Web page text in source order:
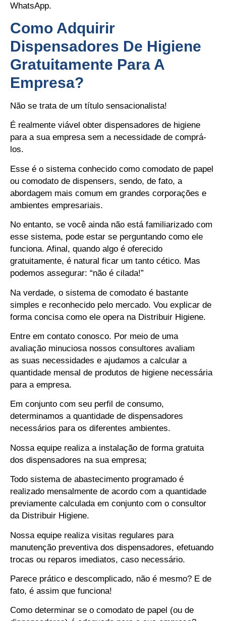
WhatsApp.
Como Adquirir
Dispensadores De Higiene
Gratuitamente Para A
Empresa?
Não se trata de um título sensacionalista!
É realmente viável obter dispensadores de higiene
para a sua empresa sem a necessidade de comprá-
los.
Esse é o sistema conhecido como comodato de papel
ou comodato de dispensers, sendo, de fato, a
abordagem mais comum em grandes corporações e
ambientes empresariais.
No entanto, se você ainda não está familiarizado com
esse sistema, pode estar se perguntando como ele
funciona. Afinal, quando algo é oferecido
gratuitamente, é natural ficar um tanto cético. Mas
podemos assegurar: “não é cilada!”
Na verdade, o sistema de comodato é bastante
simples e reconhecido pelo mercado. Vou explicar de
forma concisa como ele opera na Distribuir Higiene.
Entre em contato conosco. Por meio de uma
avaliação minuciosa nossos consultores avaliam
as suas necessidades e ajudamos a calcular a
quantidade mensal de produtos de higiene necessária
para a empresa.
Em conjunto com seu perfil de consumo,
determinamos a quantidade de dispensadores
necessários para os diferentes ambientes.
Nossa equipe realiza a instalação de forma gratuita
dos dispensadores na sua empresa;
Todo sistema de abastecimento programado é
realizado mensalmente de acordo com a quantidade
previamente calculada em conjunto com o consultor
da Distribuir Higiene.
Nossa equipe realiza visitas regulares para
manutenção preventiva dos dispensadores, efetuando
trocas ou reparos imediatos, caso necessário.
Parece prático e descomplicado, não é mesmo? E de
fato, é assim que funciona!
Como determinar se o comodato de papel (ou de